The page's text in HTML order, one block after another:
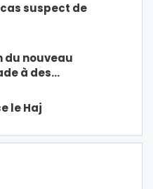
suspect de
du nouveau
à des…
le Haj